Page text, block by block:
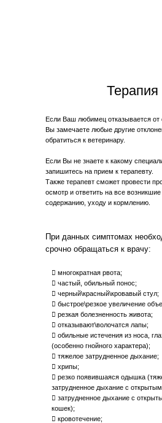
Если Ваш любимец отказывается от
Вы замечаете любые другие
обратиться к ветеринару.
Если Вы не знаете к какому
запишитесь на прием к терапевту.
Также терапевт сможет провести
осмотр и ответить на все
содержанию, уходу и кормлению.
 многократная рвота;
 частый, обильный понос;
 черный\красный\кровавый стул;
 быстрое\резкое увеличение
 резкая болезненность живота;
 отказывают\волочатся лапы;
 обильные истечения из носа,
(особенно гнойного характера);
 тяжелое затрудненное дыхание;
 хрипы;
 резко появившаяся одышка
затрудненное дыхание с
 затрудненное дыхание с
кошек);
 кровотечение;
Терапия
При данных симптомах
срочно обращаться к врачу: